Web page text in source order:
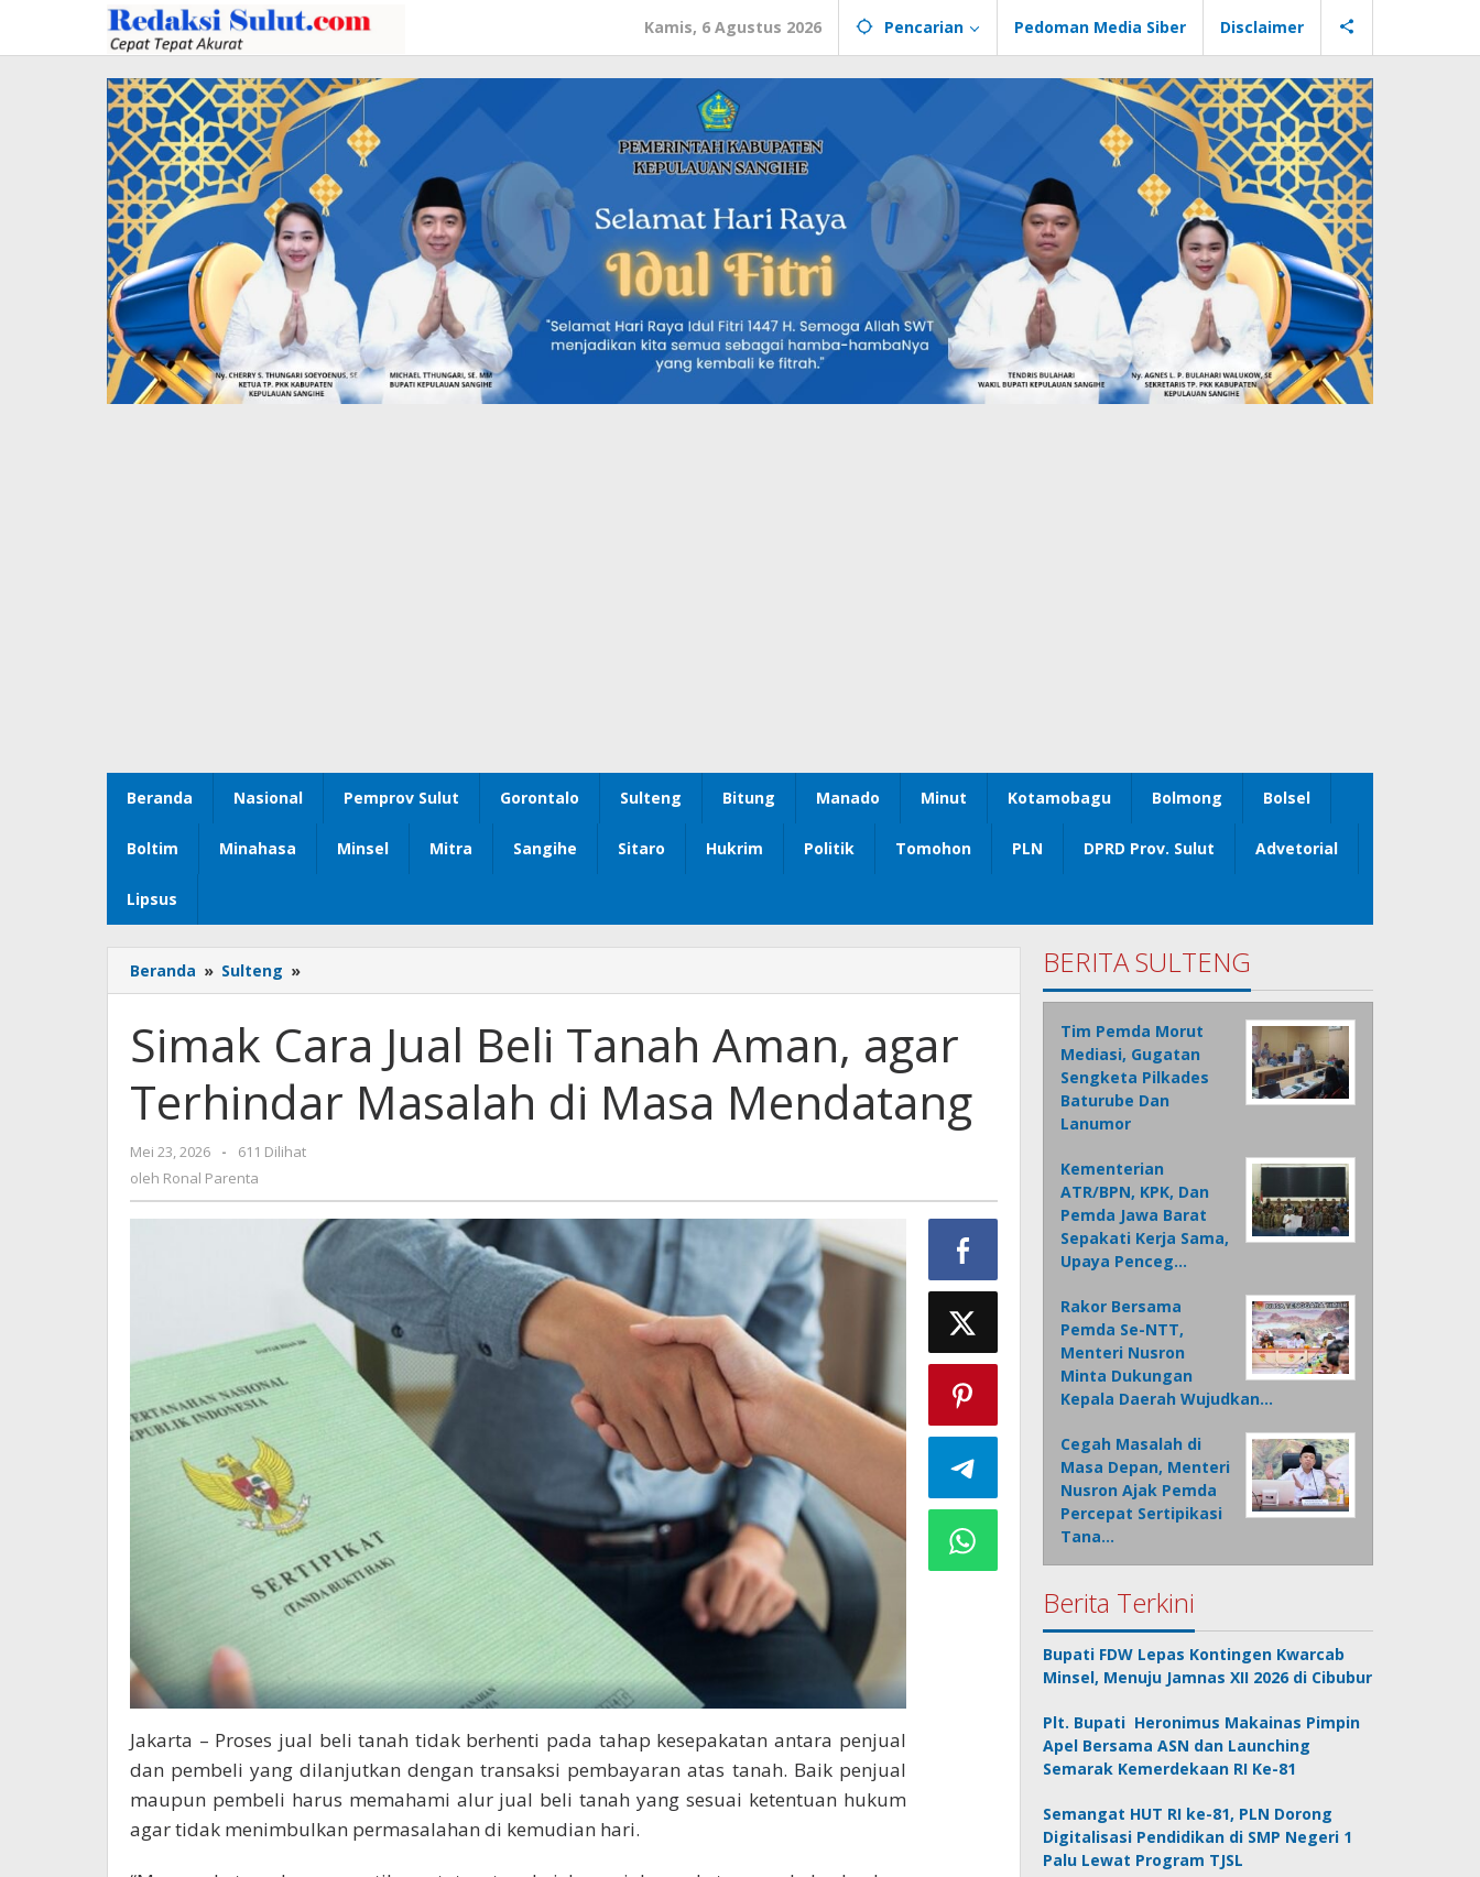
konten
Kamis, 6 Agustus 2026 Pencarian Pedoman Media Siber Disclaimer
Beranda Nasional Pemprov Sulut Gorontalo Sulteng Bitung Manado Minut Kotamobagu Bolmong Bolsel
Boltim Minahasa Minsel Mitra Sangihe Sitaro Hukrim Politik Tomohon PLN DPRD Prov. Sulut Advetorial
Lipsus
Beranda » Sulteng »
Cara
Beli
Tanah
agar
Masalah
Masa
Mendatang
Simak Cara Jual Beli Tanah Aman, agar
Terhindar Masalah di Masa Mendatang
Mei 23, 2026
oleh
Ronal
-
611 Dilihat
oleh Ronal Parenta
Jakarta – Proses jual beli tanah tidak berhenti pada tahap kesepakatan antara penjual
dan pembeli yang dilanjutkan dengan transaksi pembayaran atas tanah. Baik penjual
maupun pembeli harus memahami alur jual beli tanah yang sesuai ketentuan hukum
agar tidak menimbulkan permasalahan di kemudian hari.
BERITA SULTENG
Tim Pemda Morut
Mediasi, Gugatan
Sengketa Pilkades
Baturube Dan
Lanumor
Kementerian
ATR/BPN, KPK, Dan
Pemda Jawa Barat
Sepakati Kerja Sama,
Upaya Penceg…
Rakor Bersama
Pemda Se-NTT,
Menteri Nusron
Minta Dukungan
Kepala Daerah Wujudkan…
Cegah Masalah di
Masa Depan, Menteri
Nusron Ajak Pemda
Percepat Sertipikasi
Tana…
Berita Terkini
Bupati FDW Lepas Kontingen Kwarcab
Minsel, Menuju Jamnas XII 2026 di Cibubur
Plt. Bupati Heronimus Makainas Pimpin
Apel Bersama ASN dan Launching
Semarak Kemerdekaan RI Ke-81
Semangat HUT RI ke-81, PLN Dorong
Digitalisasi Pendidikan di SMP Negeri 1
Palu Lewat Program TJSL